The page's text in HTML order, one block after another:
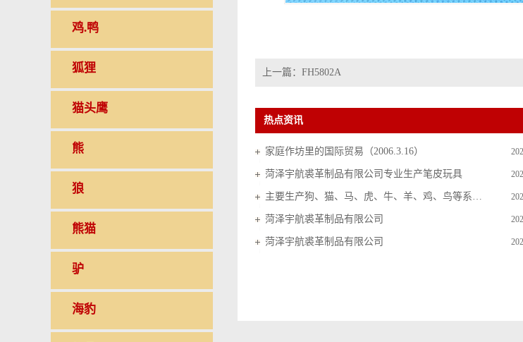
鸡.鸭
狐狸
猫头鹰
熊
狼
熊猫
驴
海豹
上一篇： FH5802A
热点资讯
家庭作坊里的国际贸易（2006.3.16）
菏泽宇航裘革制品有限公司专业生产笔皮玩具
主要生产狗、猫、马、虎、牛、羊、鸡、鸟等系列毛皮玩具
菏泽宇航裘革制品有限公司
菏泽宇航裘革制品有限公司